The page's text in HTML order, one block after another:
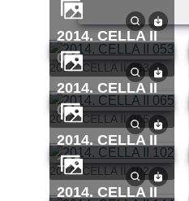
2014. CELLA II 053
2014. CELLA II
053
2014. CELLA II 065
2014. CELLA II
065
2014. CELLA II 102
2014. CELLA II
102
2014. CELLA II